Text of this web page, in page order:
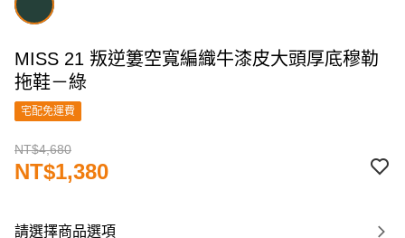
MISS 21 叛逆簍空寬編織牛漆皮大頭厚底穆勒
拖鞋－綠
宅配免運費
NT$4,680
NT$1,380
請選擇商品選項